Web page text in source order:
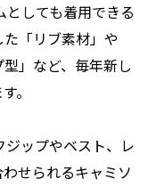
しても着用できる
「リブ素材」や
」など、毎年新し
。
ップやベスト、レ
せられるキャミソ